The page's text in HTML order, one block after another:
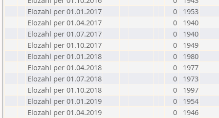
Elozahl per 01.01.2017
0
1953
Elozahl per 01.04.2017
0
1940
Elozahl per 01.07.2017
0
1940
Elozahl per 01.10.2017
0
1949
Elozahl per 01.01.2018
0
1980
Elozahl per 01.04.2018
0
1977
Elozahl per 01.07.2018
0
1973
Elozahl per 01.10.2018
0
1997
Elozahl per 01.01.2019
0
1954
Elozahl per 01.04.2019
0
1946